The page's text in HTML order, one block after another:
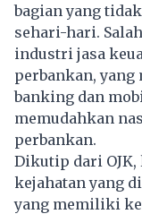
bagian yang
sehari-hari.
industri jasa
perbankan,
banking dan
memudahkan
perbankan.
Dikutip dari OJK,
kejahatan yang
yang memiliki